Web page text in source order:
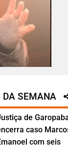
DA SEMANA
de
caso
com seis